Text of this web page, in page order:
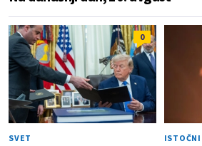
0
SVET